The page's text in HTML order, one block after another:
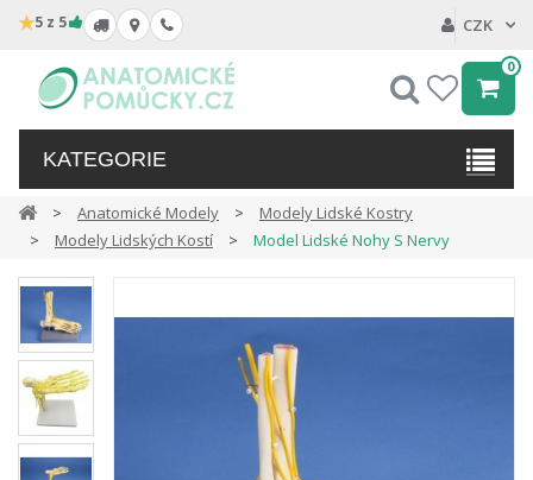
★5 z 5 CZK
My
wishlist
0
Hledat
KATEGORIE
Anatomické Modely
Modely Lidské Kostry
Modely Lidských Kostí
Model Lidské Nohy S Nervy